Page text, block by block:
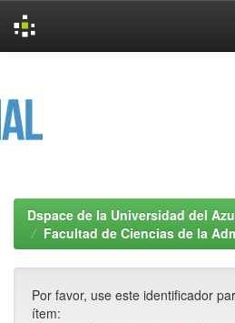
Dspace de la Universidad del
Facultad de Ciencias de la
Por favor, use este identificador
ítem: